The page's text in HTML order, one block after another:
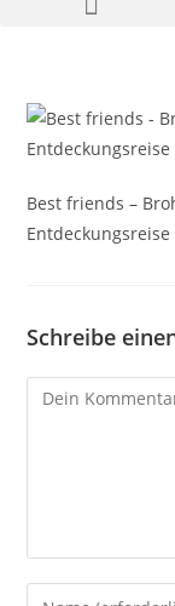
Best friends –
Schreibe